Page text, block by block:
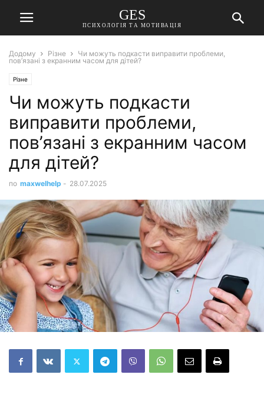
GES
ПСИХОЛОГІЯ ТА МОТИВАЦІЯ
Додому Різне
Чи можуть подкасти виправити проблеми,
пов’язані з екранним часом для дітей?
Різне
Чи можуть подкасти
виправити проблеми,
пов’язані з екранним часом
для дітей?
по maxwelhelp - 28.07.2025